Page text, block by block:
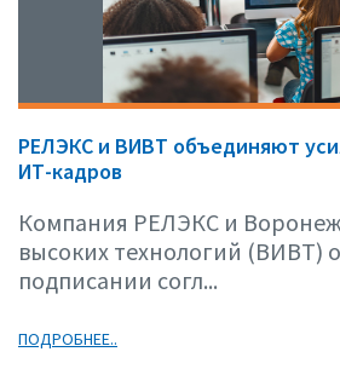
РЕЛЭКС и ВИВТ объединяют
ИТ-кадров
Компания РЕЛЭКС и
высоких технологий (ВИВТ)
подписании согл...
ПОДРОБНЕЕ..